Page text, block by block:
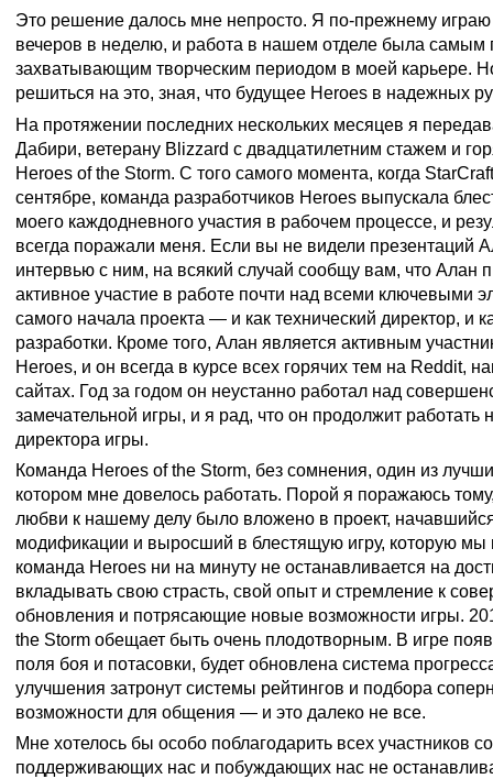
Это решение далось мне непросто. Я по-прежнему играю
вечеров в неделю, и работа в нашем отделе была самым
захватывающим творческим периодом в моей карьере.
решиться на это, зная, что будущее Heroes в надежных
На протяжении последних нескольких месяцев я
Дабири, ветерану Blizzard с двадцатилетним стажем и
Heroes of the Storm. С того самого момента, когда
сентябре, команда разработчиков Heroes выпускала
моего каждодневного участия в рабочем процессе, и
всегда поражали меня. Если вы не видели презентаций
интервью с ним, на всякий случай сообщу вам, что Алан
активное участие в работе почти над всеми ключевыми
самого начала проекта — и как технический директор, и
разработки. Кроме того, Алан является активным
Heroes, и он всегда в курсе всех горячих тем на Reddit,
сайтах. Год за годом он неустанно работал над
замечательной игры, и я рад, что он продолжит работать
директора игры.
Команда Heroes of the Storm, без сомнения, один из
котором мне довелось работать. Порой я поражаюсь
любви к нашему делу было вложено в проект,
модификации и выросший в блестящую игру, которую мы
команда Heroes ни на минуту не останавливается на
вкладывать свою страсть, свой опыт и стремление к
обновления и потрясающие новые возможности игры.
the Storm обещает быть очень плодотворным. В игре
поля боя и потасовки, будет обновлена система
улучшения затронут системы рейтингов и подбора
возможности для общения — и это далеко не все.
Мне хотелось бы особо поблагодарить всех участников
поддерживающих нас и побуждающих нас не